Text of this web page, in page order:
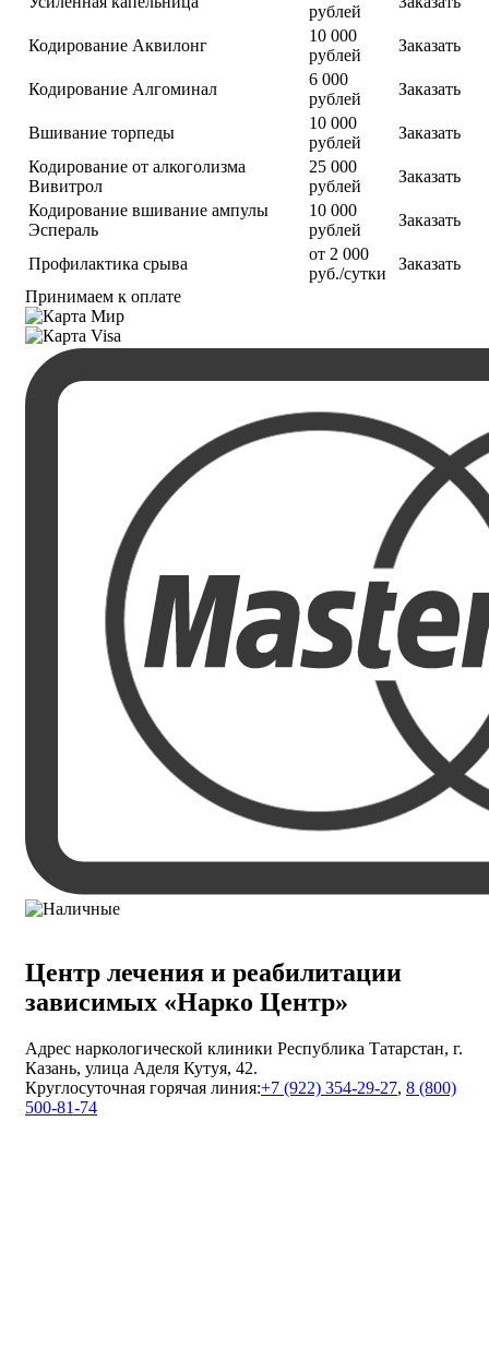
рублей
Кодирование Аквилонг
10 000
рублей
Заказать
Кодирование Алгоминал
6 000
рублей
Заказать
Вшивание торпеды
10 000
рублей
Заказать
Кодирование от алкоголизма
Вивитрол
25 000
рублей
Заказать
Кодирование вшивание ампулы
Эспераль
10 000
рублей
Заказать
Профилактика срыва
от 2 000
руб./сутки
Заказать
Принимаем к оплате
Центр лечения и реабилитации
зависимых «Нарко Центр»
Адрес наркологической клиники Республика Татарстан, г.
Казань, улица Аделя Кутуя, 42.
Круглосуточная горячая линия:+7 (922) 354-29-27, 8 (800)
500-81-74